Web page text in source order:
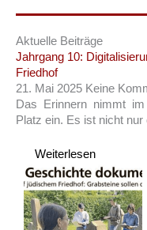
Aktuelle Beiträge
Jahrgang 10:
Friedhof
21. Mai 2025 Keine
Das Erinnern nimmt
Platz ein. Es ist nicht
Weiterlesen